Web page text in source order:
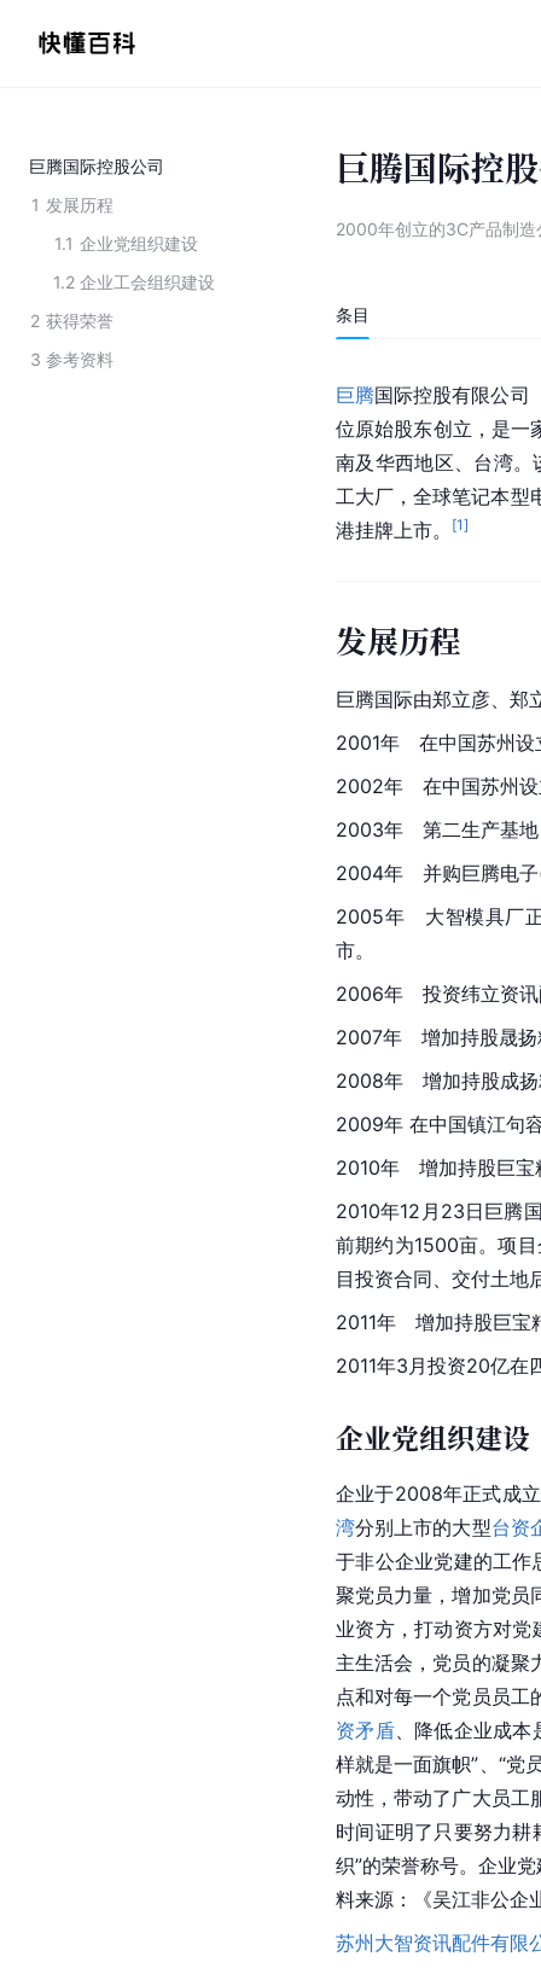
巨腾国际控股公司
1 发展历程
1.1 企业党组织建设
1.2 企业工会组织建设
2 获得荣誉
3 参考资料
巨腾国际控
2000年创立的3C产品制造
条目
巨腾国际控股有限公司
位原始股东创立，是一
南及华西地区、台湾
工大厂，全球笔记本型
港挂牌上市。
[1]
发展历程
巨腾国际由郑立彦、郑
2001年　在中国苏州
2002年　在中国苏州
2003年　第二生产基
2004年　并购巨腾电
2005年　大智模具厂
市。
2006年　投资纬立资
2007年　增加持股晟
2008年　增加持股成
2009年 在中国镇江句
2010年　增加持股巨
2010年12月23日巨腾
前期约为1500亩。项
目投资合同、交付土地
2011年　增加持股巨
2011年3月投资20亿在
企业党组织建设
企业于2008年正式成
湾分别上市的大型台资
于非公企业党建的工作
聚党员力量，增加党员
业资方，打动资方对党
主生活会，党员的凝聚
点和对每一个党员员工
资矛盾、降低企业成本
样就是一面旗帜”、“党
动性，带动了广大员工
时间证明了只要努力耕
织”的荣誉称号。企业
料来源：《吴江非公企
苏州大智资讯配件有限